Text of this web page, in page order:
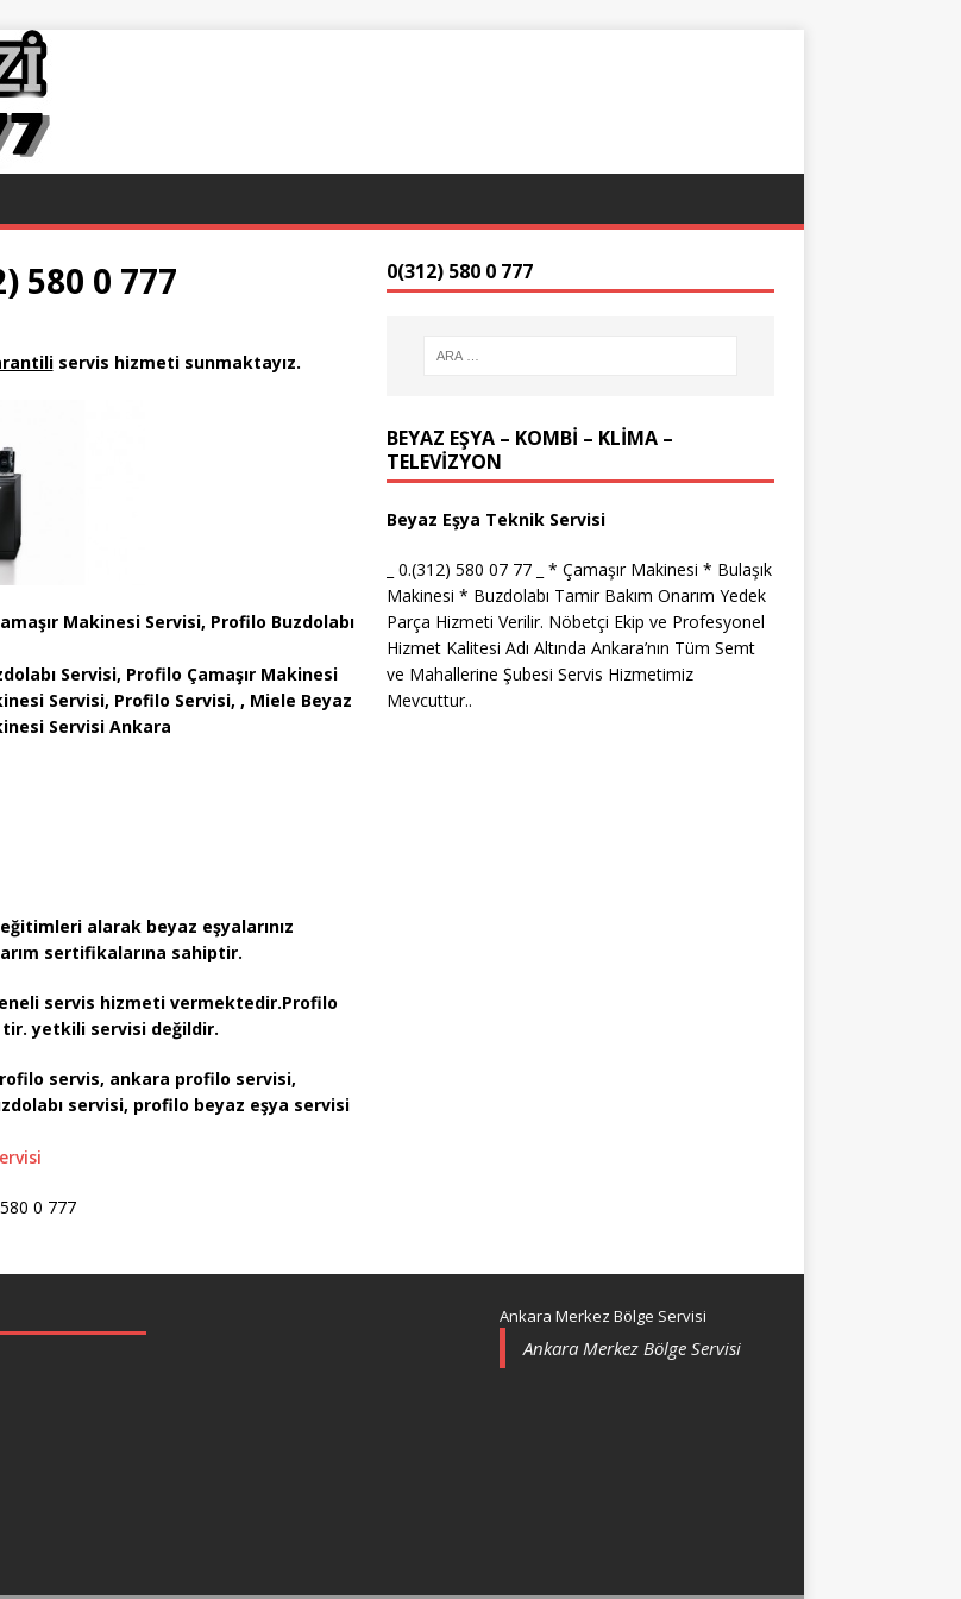
580 0 777
servis hizmeti sunmaktayız.
Makinesi Servisi, Profilo Buzdolabı
Servisi, Profilo Çamaşır Makinesi
Servisi, Profilo Servisi, , Miele Beyaz
Servisi Ankara
alarak beyaz eşyalarınız
sertifikalarına sahiptir.
servis hizmeti vermektedir.Profilo
yetkili servisi değildir.
servis, ankara profilo servisi,
servisi, profilo beyaz eşya servisi
0 777
0(312) 580 0 777
BEYAZ EŞYA – KOMBİ – KLİMA –
TELEVİZYON
Beyaz Eşya Teknik Servisi
_ 0.(312) 580 07 77 _ * Çamaşır Makinesi * Bulaşık
Makinesi * Buzdolabı Tamir Bakım Onarım Yedek
Parça Hizmeti Verilir. Nöbetçi Ekip ve Profesyonel
Hizmet Kalitesi Adı Altında Ankara’nın Tüm Semt
ve Mahallerine Şubesi Servis Hizmetimiz
Mevcuttur..
Ankara Merkez Bölge Servisi
Ankara Merkez Bölge Servisi